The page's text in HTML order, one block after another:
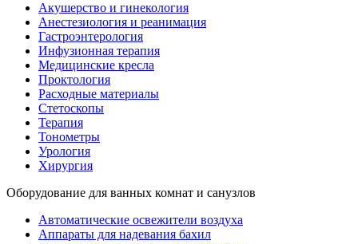
Акушерство и гинекология
Анестезиология и реанимация
Гастроэнтерология
Инфузионная терапия
Медицинские кресла
Проктология
Расходные материалы
Стетоскопы
Терапия
Тонометры
Урология
Хирургия
Оборудование для ванных комнат и санузлов
Автоматические освежители воздуха
Аппараты для надевания бахил